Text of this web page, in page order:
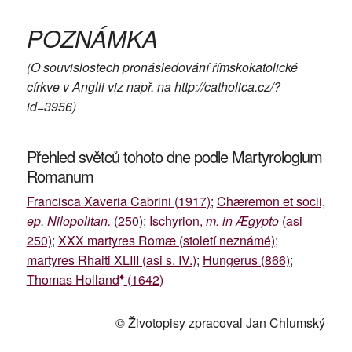
POZNÁMKA
(O souvislostech pronásledování římskokatolické
církve v Anglii viz např. na http://catholica.cz/?
id=3956)
Přehled světců tohoto dne podle Martyrologium
Romanum
Francisca Xaveria Cabrini (1917); Chæremon et socii,
ep. Nilopolitan. (250); Ischyrion, m. in Ægypto(asi
250); XXX martyres Romæ (století neznámé);
martyres Rhaiti XLIII (asi s. IV.); Hungerus (866);
Thomas Holland♦(1642)
© Životopisy zpracoval Jan Chlumský